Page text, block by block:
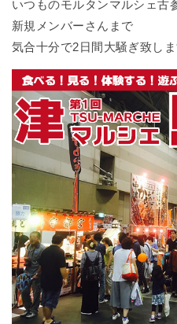
いつものモルタンマルシェ古
新規メンバーさんまで
気合十分で2日間大騒ぎ致し